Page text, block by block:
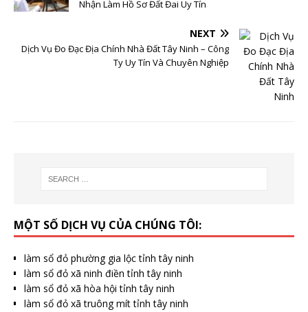
Nhận Làm Hồ Sơ Đất Đai Uy Tín
NEXT
Dịch Vụ Đo Đạc Địa Chính Nhà Đất Tây Ninh – Công
Ty Uy Tín Và Chuyên Nghiệp
MỘT SỐ DỊCH VỤ CỦA CHÚNG TÔI:
làm sổ đỏ phường gia lộc tỉnh tây ninh
làm sổ đỏ xã ninh điền tỉnh tây ninh
làm sổ đỏ xã hòa hội tỉnh tây ninh
làm sổ đỏ xã truông mít tỉnh tây ninh